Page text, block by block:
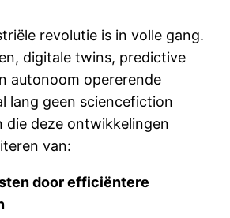
revolutie is in volle gang.
digitale twins, predictive
autonoom opererende
lang geen sciencefiction
die deze ontwikkelingen
van:
door efficiëntere